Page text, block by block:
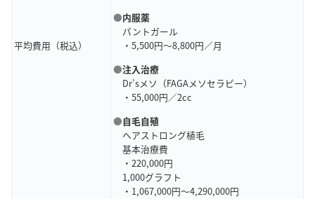
平均費用（税込）
●内服薬
パントガール
・5,500円～8,800円／月
●注入治療
Dr’sメソ（FAGAメソセラピー）
・55,000円／2cc
●自毛自殖
ヘアストロング植毛
基本治療費
・220,000円
1,000グラフト
・1,067,000円～4,290,000円